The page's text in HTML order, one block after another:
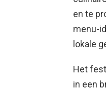
en te
menu-
lokale
Het
in een